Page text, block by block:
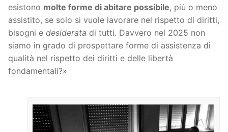
esistono molte forme di abitare possibile, più o meno
assistito, se solo si vuole lavorare nel rispetto di diritti,
bisogni e desiderata di tutti. Davvero nel 2025 non
siamo in grado di prospettare forme di assistenza di
qualità nel rispetto dei diritti e delle libertà
fondamentali?»